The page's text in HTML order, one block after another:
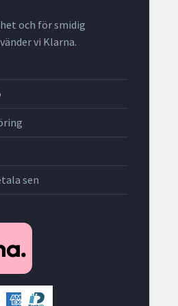
och för smidig
vi Klarna.
sen